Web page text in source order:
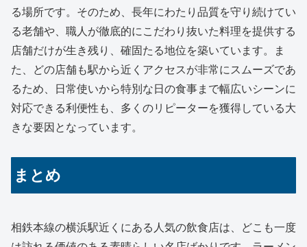
る場所です。そのため、長年にわたり品質を守り続けてい
る老舗や、職人が徹底的にこだわり抜いた料理を提供する
店舗だけが生き残り、確固たる地位を築いています。ま
た、どの店舗も駅から近くアクセスが非常にスムーズであ
るため、日常使いから特別な日の食事まで幅広いシーンに
対応できる利便性も、多くのリピーターを獲得している大
きな要因となっています。
まとめ
相鉄本線の横浜駅近くにある人気の飲食店は、どこも一度